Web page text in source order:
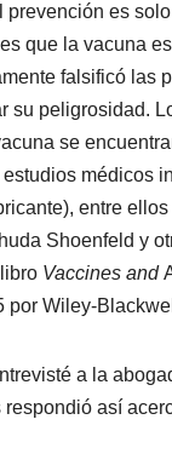
prevención es
que la vacuna
falsificó las
su peligrosidad.
se
médicos
entre
Shoenfeld y
Vaccines and
por Wiley-
a la
así